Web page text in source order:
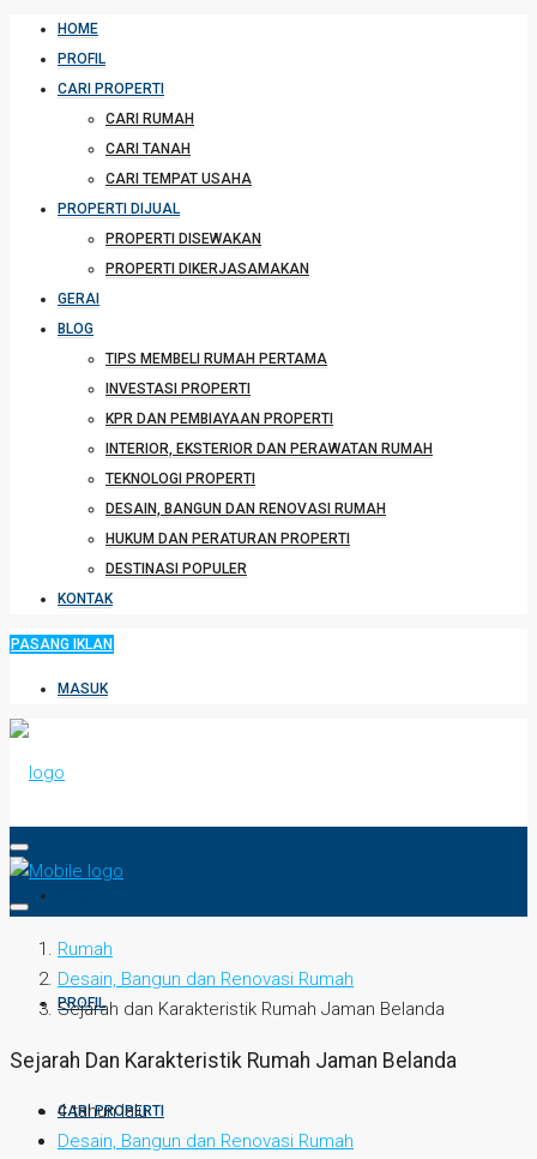
HOME
PROFIL
CARI PROPERTI
CARI RUMAH
CARI TANAH
CARI TEMPAT USAHA
PROPERTI DIJUAL
PROPERTI DISEWAKAN
PROPERTI DIKERJASAMAKAN
GERAI
BLOG
TIPS MEMBELI RUMAH PERTAMA
INVESTASI PROPERTI
KPR DAN PEMBIAYAAN PROPERTI
INTERIOR, EKSTERIOR DAN PERAWATAN RUMAH
TEKNOLOGI PROPERTI
DESAIN, BANGUN DAN RENOVASI RUMAH
HUKUM DAN PERATURAN PROPERTI
DESTINASI POPULER
KONTAK
PASANG IKLAN
MASUK
PROFIL
CARI PROPERTI
Rumah
Desain, Bangun dan Renovasi Rumah
Sejarah dan Karakteristik Rumah Jaman Belanda
Sejarah Dan Karakteristik Rumah Jaman Belanda
4 tahun lalu
Desain, Bangun dan Renovasi Rumah